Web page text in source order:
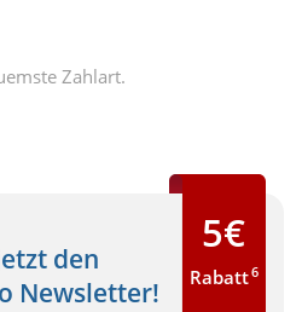
Zahlart.
den
Newsletter!
5€
Rabatt6